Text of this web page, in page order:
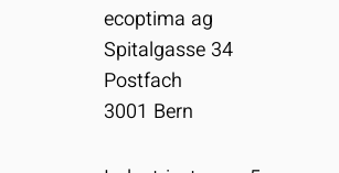
ecoptima ag
Spitalgasse 34
Postfach
3001 Bern